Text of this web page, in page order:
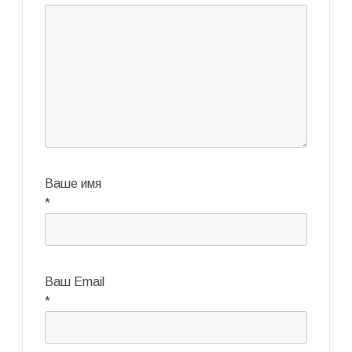
Ваше имя
*
Ваш Email
*